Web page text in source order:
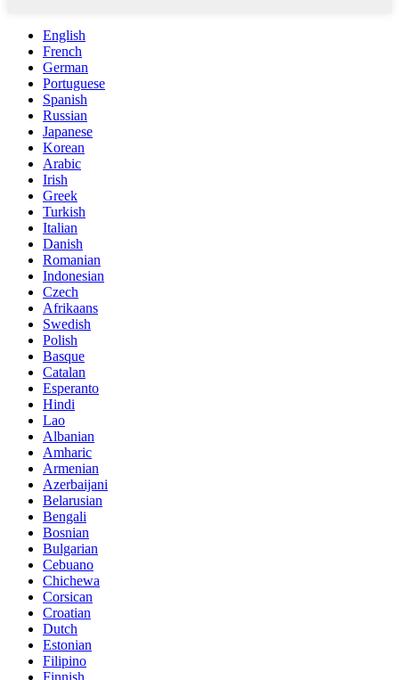
English
French
German
Portuguese
Spanish
Russian
Japanese
Korean
Arabic
Irish
Greek
Turkish
Italian
Danish
Romanian
Indonesian
Czech
Afrikaans
Swedish
Polish
Basque
Catalan
Esperanto
Hindi
Lao
Albanian
Amharic
Armenian
Azerbaijani
Belarusian
Bengali
Bosnian
Bulgarian
Cebuano
Chichewa
Corsican
Croatian
Dutch
Estonian
Filipino